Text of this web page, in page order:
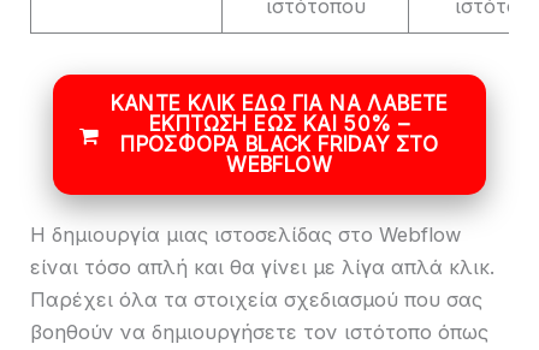
ιστότοπου
ΚΆΝΤΕ ΚΛΙΚ ΕΔΏ ΓΙΑ ΝΑ ΛΆΒΕΤΕ
ΈΚΠΤΩΣΗ ΈΩΣ ΚΑΙ 50% –
ΠΡΟΣΦΟΡΆ BLACK FRIDAY ΣΤΟ
WEBFLOW
Η δημιουργία μιας ιστοσελίδας στο Webflow
είναι τόσο απλή και θα γίνει με λίγα απλά κλικ.
Παρέχει όλα τα στοιχεία σχεδιασμού που σας
βοηθούν να δημιουργήσετε τον ιστότοπο όπως